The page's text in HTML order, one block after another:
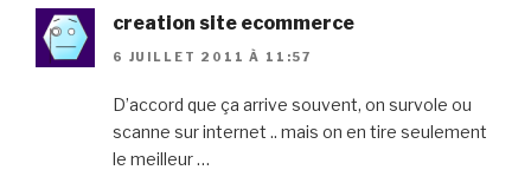
creation site ecommerce
6 JUILLET 2011 À 11:57
D’accord que ça arrive souvent, on survole ou
scanne sur internet .. mais on en tire seulement
le meilleur …